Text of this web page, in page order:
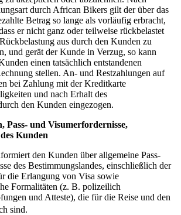
durch African Bikers gilt der über das
Betrag so lange als vorläufig erbracht,
er nicht ganz oder teilweise rückbelastet
aus durch den Kunden zu
und gerät der Kunde in Verzug, so kann
einen tatsächlich entstandenen
stellen. An- und Restzahlungen auf
bei Zahlung mit der Kreditkarte
und nach Erhalt des
den Kunden eingezogen.
Pass- und Visumerfordernisse,
Kunden
den Kunden über allgemeine Pass-
des Bestimmungslandes, einschließlich der
die Erlangung von Visa sowie
Formalitäten (z. B. polizeilich
und Atteste), die für die Reise und den
sind.